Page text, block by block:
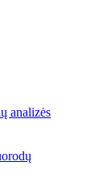
analizės